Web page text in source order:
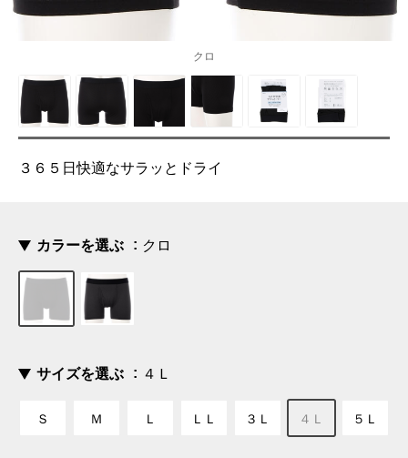
クロ
３６５日快適なサラッとドライ
カラーを選ぶ クロ
サイズを選ぶ ４Ｌ
Ｓ Ｍ Ｌ ＬＬ ３Ｌ ４Ｌ ５Ｌ